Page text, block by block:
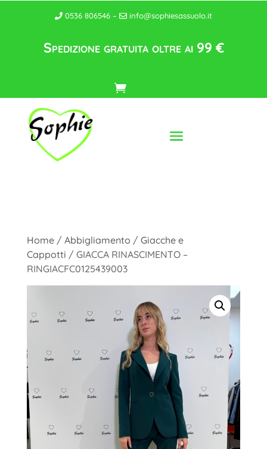
0536 806546 – info@sophiesassuolo.it
Spedizione gratuita oltre ai 99 €
Home/ Abbigliamento / Giacche e
Cappotti / GIACCA RINASCIMENTO –
RINGIACFC0125439003